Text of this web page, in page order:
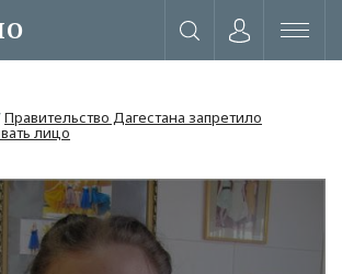
Правительство Дагестана запретило
лицо